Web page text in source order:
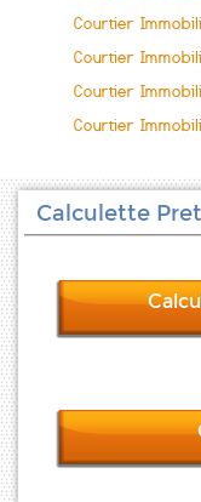
Courtier
Courtier
Courtier
Courtier
Calculette